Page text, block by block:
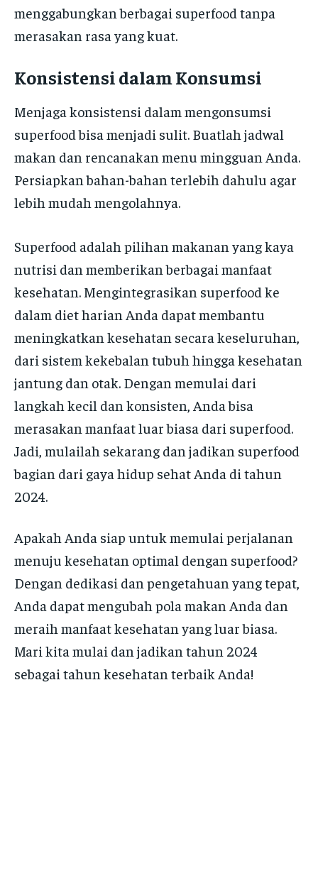
menggabungkan berbagai superfood tanpa
merasakan rasa yang kuat.
Konsistensi dalam Konsumsi
Menjaga konsistensi dalam mengonsumsi
superfood bisa menjadi sulit. Buatlah jadwal
makan dan rencanakan menu mingguan Anda.
Persiapkan bahan-bahan terlebih dahulu agar
lebih mudah mengolahnya.
Superfood adalah pilihan makanan yang kaya
nutrisi dan memberikan berbagai manfaat
kesehatan. Mengintegrasikan superfood ke
dalam diet harian Anda dapat membantu
meningkatkan kesehatan secara keseluruhan,
dari sistem kekebalan tubuh hingga kesehatan
jantung dan otak. Dengan memulai dari
langkah kecil dan konsisten, Anda bisa
merasakan manfaat luar biasa dari superfood.
Jadi, mulailah sekarang dan jadikan superfood
bagian dari gaya hidup sehat Anda di tahun
2024.
Apakah Anda siap untuk memulai perjalanan
menuju kesehatan optimal dengan superfood?
Dengan dedikasi dan pengetahuan yang tepat,
Anda dapat mengubah pola makan Anda dan
meraih manfaat kesehatan yang luar biasa.
Mari kita mulai dan jadikan tahun 2024
sebagai tahun kesehatan terbaik Anda!